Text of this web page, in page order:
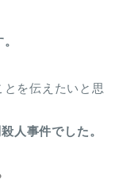
を伝えたいと思
人事件でした。